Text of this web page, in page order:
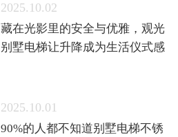
2025.10.02
藏在光影里的安全与优雅，观光
别墅电梯让升降成为生活仪式感
2025.10.01
90%的人都不知道别墅电梯不锈